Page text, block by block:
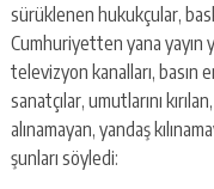
sürüklenen hukukçular,
Cumhuriyetten yana yayın
televizyon kanalları, basın
sanatçılar, umutlarını
alınamayan, yandaş
şunları söyledi: